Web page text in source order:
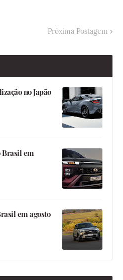
Próxima Postagem
no Japão
Brasil em
em agosto